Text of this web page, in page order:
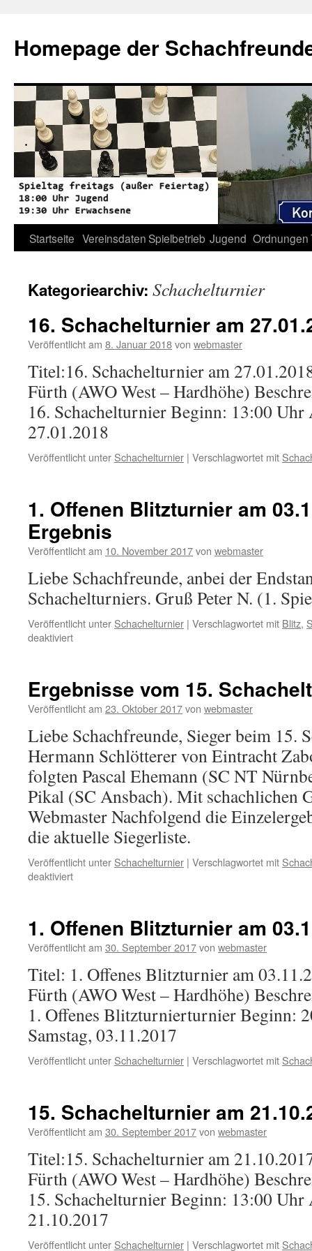
springen
Homepage der
Startseite VereinsdatenSpielbetrieb Jugend Ordnungen
Kategoriearchiv: Schachelturnier
16. Schachelturnier am
Veröffentlicht am 8. Januar 2018von webmaster
Titel:16. Schachelturnier am
Fürth (AWO West – Hardhöhe)
16. Schachelturnier Beginn: 13:00 Uhr
27.01.2018
Veröffentlicht unter Schachelturnier | Verschlagwortet mit
1. Offenen Blitzturnier am
Ergebnis
Veröffentlicht am 10. November 2017von webmaster
Liebe Schachfreunde, anbei der
Schachelturniers. Gruß Peter N. (1.
Veröffentlicht unter Schachelturnier | Verschlagwortet mit Blitz,
deaktiviertfür
am
03.11.2017
Ergebnis
Ergebnisse vom 15.
Veröffentlicht am 23. Oktober 2017von webmaster
Liebe Schachfreunde, Sieger beim 15.
Hermann Schlötterer von Eintracht
folgten Pascal Ehemann (SC NT
Pikal (SC Ansbach). Mit schachlichen
Webmaster Nachfolgend die
die aktuelle Siegerliste.
Veröffentlicht unter Schachelturnier | Verschlagwortet mit
deaktiviertfür
Schachelturnier
1. Offenen Blitzturnier am
Veröffentlicht am 30. September 2017von webmaster
Titel: 1. Offenes Blitzturnier am
Fürth (AWO West – Hardhöhe)
1. Offenes Blitzturnierturnier Beginn:
Samstag, 03.11.2017
Veröffentlicht unter Schachelturnier | Verschlagwortet mit
15. Schachelturnier am
Veröffentlicht am 30. September 2017von webmaster
Titel:15. Schachelturnier am
Fürth (AWO West – Hardhöhe)
15. Schachelturnier Beginn: 13:00 Uhr
21.10.2017
Veröffentlicht unter Schachelturnier | Verschlagwortet mit